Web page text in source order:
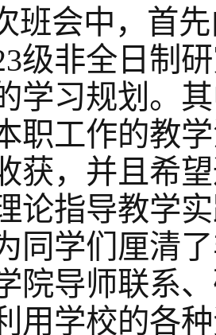
班会中，首
级非全日制
学习规划。
职工作的教
获，并且希
论指导教学
同学们厘清
院导师联系
用学校的各